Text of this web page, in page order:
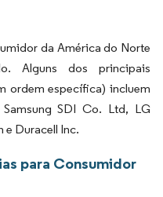
da América do Norte
Alguns dos principais
ordem específica) incluem
SDI Co. Ltd, LG
Duracell Inc.
para Consumidor